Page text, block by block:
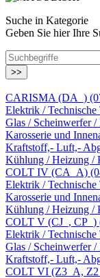
Suche in Kategorie
Geben Sie hier Ihre
>>
CARISMA (DA_)
Elektrik / Technische
Glas / Scheinwerfer
Karosserie und
Kraftstoff,- Luft,-
Kühlung / Heizung /
COLT IV (CA_A)
Elektrik / Technische
Karosserie und
Kühlung / Heizung /
COLT V (CJ_, CP_)
Elektrik / Technische
Glas / Scheinwerfer
Kraftstoff,- Luft,-
COLT VI (Z3_A,